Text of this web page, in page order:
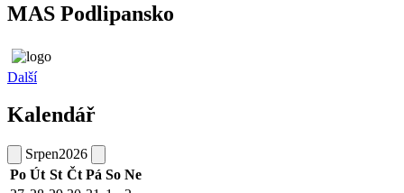
MAS Podlipansko
Další
Kalendář
Srpen2026
Po Út St Čt Pá So Ne